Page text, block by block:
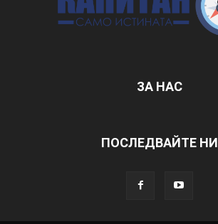
ЗА НАС
ПОСЛЕДВАЙТЕ НИ